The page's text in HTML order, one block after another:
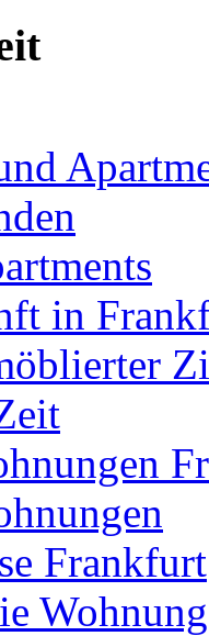
in
Frankfurt
Wohnung